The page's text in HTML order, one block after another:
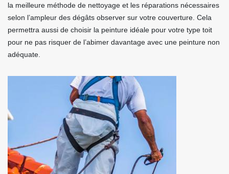
la meilleure méthode de nettoyage et les réparations nécessaires
selon l’ampleur des dégâts observer sur votre couverture. Cela
permettra aussi de choisir la peinture idéale pour votre type toit
pour ne pas risquer de l’abimer davantage avec une peinture non
adéquate.